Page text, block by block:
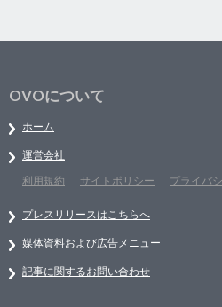
OVOについて
ホーム
運営会社
利用規約
サイトポリシー プライバ
プレスリリースはこちらへ
媒体資料および広告メニュー
記事に関するお問い合わせ